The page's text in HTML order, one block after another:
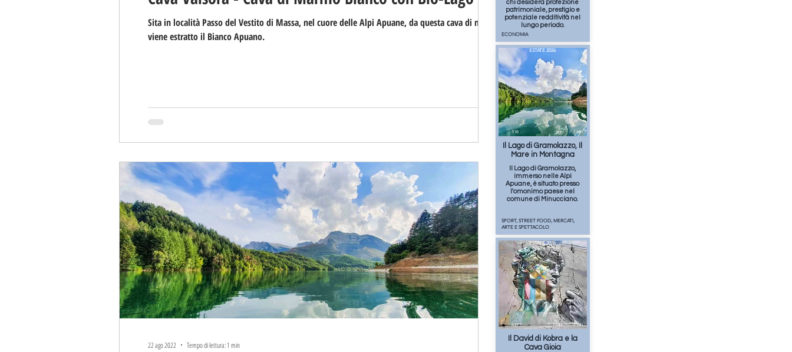
Sita in località Passo del Vestito di Massa, nel cuore delle Alpi Apuane, da questa cava di marmo
viene estratto il Bianco Apuano.
22 ago 2022 Tempo di lettura: 1 min
chi desidera protezione
patrimoniale, prestigio e
potenziale redditività nel
lungo periodo.
ECONOMIA
ESTATE 2026
ago 1 min
516
Il Lago di Gramolazzo, Il
Mare in Montagna
Il Lago di Gramolazzo,
immerso nelle Alpi
Apuane, è situato presso
l'omonimo paese nel
comune di Minucciano.
SPORT, STREET FOOD, MERCATI,
ARTE E SPETTACOLO
ESTATE 2026
apr 2 min
4377
Il David di Kobra e la
Cava Gioia